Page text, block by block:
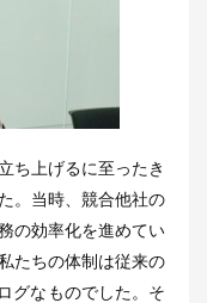
ち上げるに至ったき
。当時、競合他社の
の効率化を進めてい
たちの体制は従来の
グなものでした。そ